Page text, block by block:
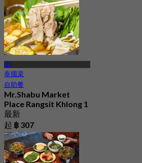
空1
泰國菜
自助餐
Mr.Shabu Market
Place Rangsit Khlong 1
最新
起 ฿ 307